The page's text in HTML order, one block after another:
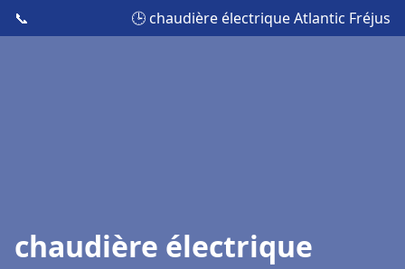
📞 🕒 chaudière électrique Atlantic Fréjus
chaudière électrique